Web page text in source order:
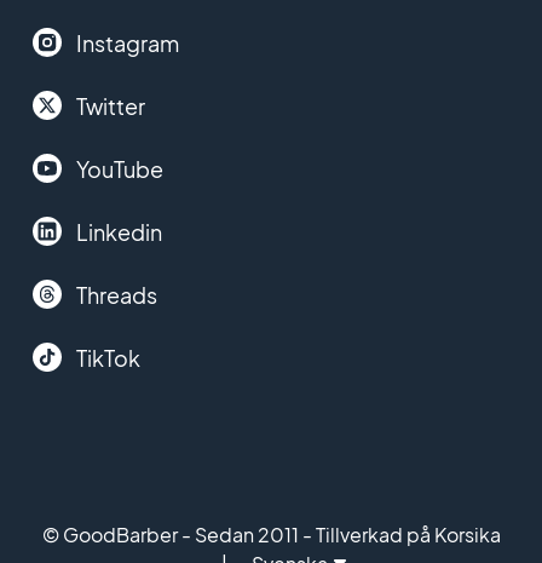
Instagram
Twitter
YouTube
Linkedin
Threads
TikTok
© GoodBarber - Sedan 2011 - Tillverkad på Korsika